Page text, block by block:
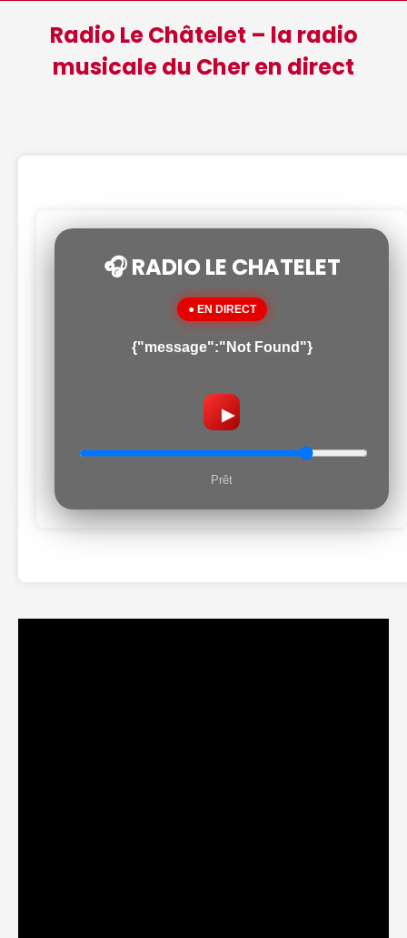
Radio Le Châtelet – la radio
musicale du Cher en direct
🎧 RADIO LE CHATELET
● EN DIRECT
{"message":"Not Found"}
▶
Prêt